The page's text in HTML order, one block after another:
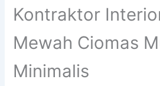
Kontraktor
Mewah Ciomas
Minimalis